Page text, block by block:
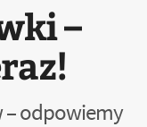
–
– odpowiemy